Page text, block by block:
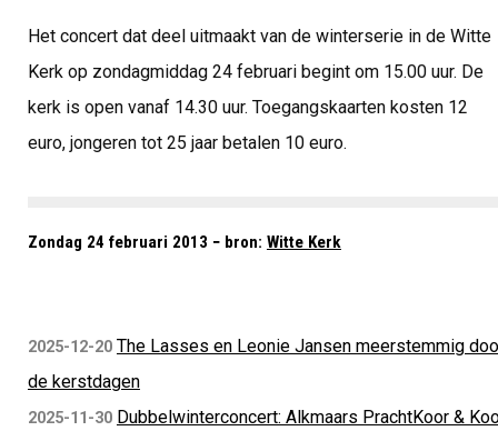
Het concert dat deel uitmaakt van de winterserie in de Witte
Kerk op zondagmiddag 24 februari begint om 15.00 uur. De
kerk is open vanaf 14.30 uur. Toegangskaarten kosten 12
euro, jongeren tot 25 jaar betalen 10 euro.
Zondag 24 februari 2013 − bron: Witte Kerk
2025-12-20 The Lasses en Leonie Jansen meerstemmig
de kerstdagen
2025-11-30 Dubbelwinterconcert: Alkmaars PrachtKoor &